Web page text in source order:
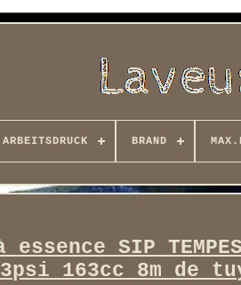
ARBEITSDRUCK BRAND
SIP
163cc 8m de